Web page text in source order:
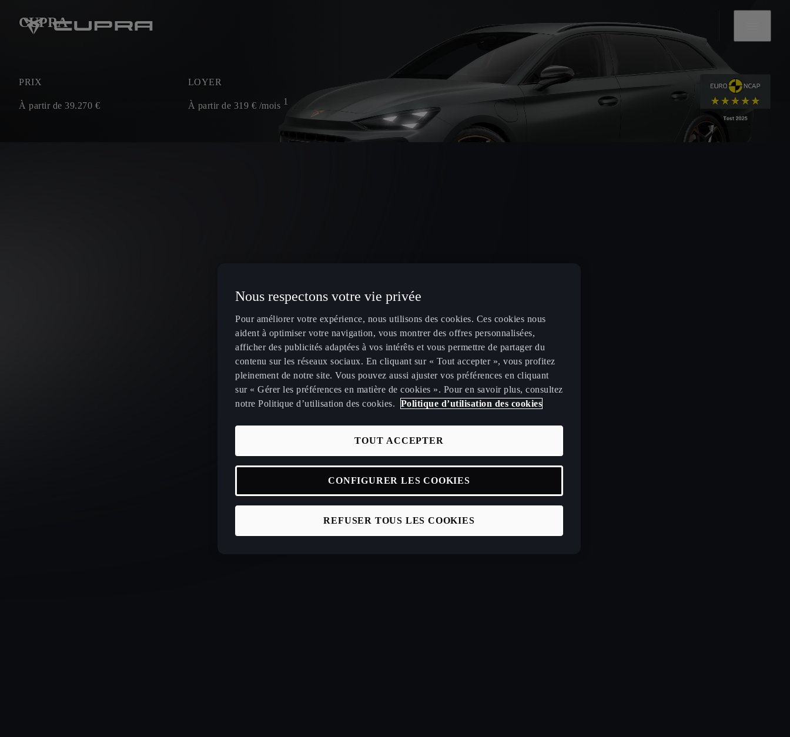
CUPRA
PRIX
À partir de 39.270 €
LOYER
À partir de 319 € /mois 1
Nous respectons votre vie privée
Pour améliorer votre expérience, nous utilisons des cookies. Ces cookies nous
aident à optimiser votre navigation, vous montrer des offres personnalisées,
afficher des publicités adaptées à vos intérêts et vous permettre de partager du
contenu sur les réseaux sociaux. En cliquant sur « Tout accepter », vous profitez
pleinement de notre site. Vous pouvez aussi ajuster vos préférences en cliquant
sur « Gérer les préférences en matière de cookies ». Pour en savoir plus, consultez
notre Politique d’utilisation des cookies.
Politique d’utilisation des cookies
REFUSER TOUS LES COOKIES
TOUT ACCEPTER
CONFIGURER LES COOKIES